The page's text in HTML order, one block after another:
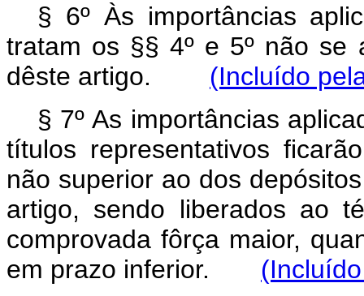
§ 6º Às importâncias
tratam os §§ 4º e 5º não se
dêste artigo. (Incluído
§ 7º As importâncias
títulos representativos
não superior ao dos
artigo, sendo liberados ao
comprovada fôrça maior,
em prazo inferior.